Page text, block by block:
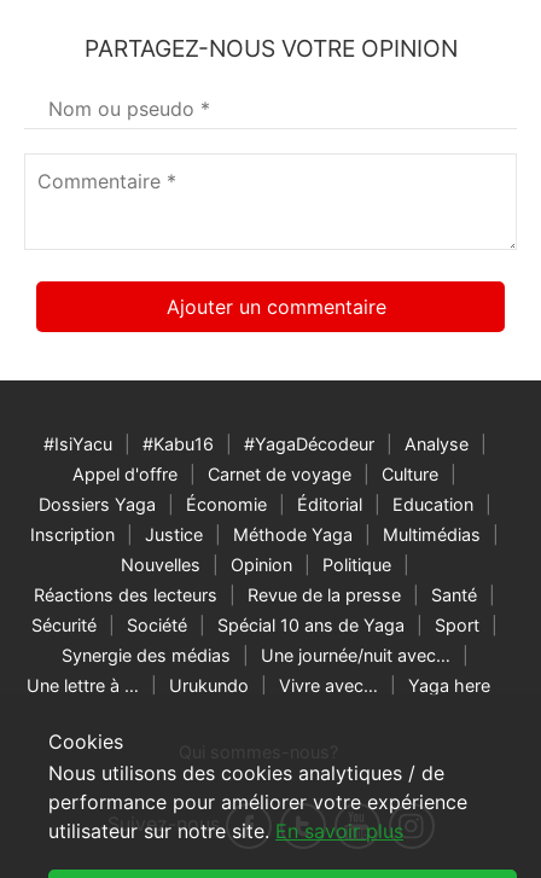
Cookies
Nous utilisons des cookies analytiques / de
performance pour améliorer votre expérience
utilisateur sur notre site. En savoir plus
PARTAGEZ-NOUS VOTRE OPINION
Votre
nom*
#IsiYacu #Kabu16 #YagaDécodeur
Analyse
Appel d'offre
Carnet de voyage
Culture
Dossiers Yaga
Économie Éditorial
Education
Inscription
Justice Méthode Yaga
Multimédias
Nouvelles
Opinion
Politique
Réactions des lecteurs
Revue de la presse
Santé
Sécurité
Société Spécial 10 ans de Yaga
Sport
Synergie des médias
Une journée/nuit avec…
Une lettre à …
Urukundo Vivre avec… Yaga here
Suivez-nous